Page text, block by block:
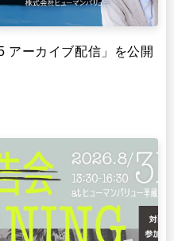
アーカイブ配信」を公開